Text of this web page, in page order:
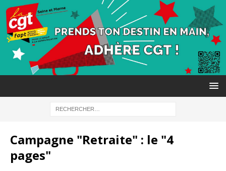
Campagne "Retraite" : le "4
pages"